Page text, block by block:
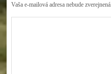
Vaša e-mailová adresa nebude zverejnená.